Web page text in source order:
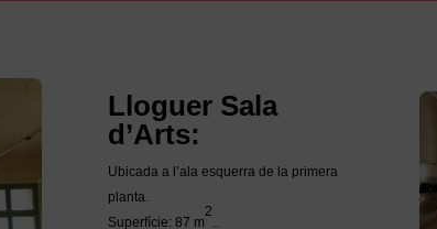
Lloguer Sala
d’Arts:
Ubicada a l’ala esquerra de la primera
planta.
Superfície: 87 m
2